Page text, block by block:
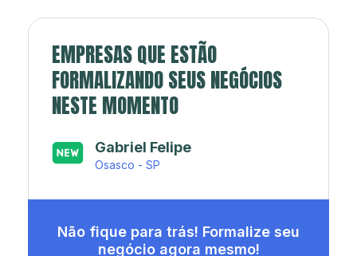
EMPRESAS QUE ESTÃO
FORMALIZANDO SEUS NEGÓCIOS
NESTE MOMENTO
Japa’s açaí e sorveteria
Rio de Janeiro - RJ
Não fique para trás! Formalize seu
negócio agora mesmo!